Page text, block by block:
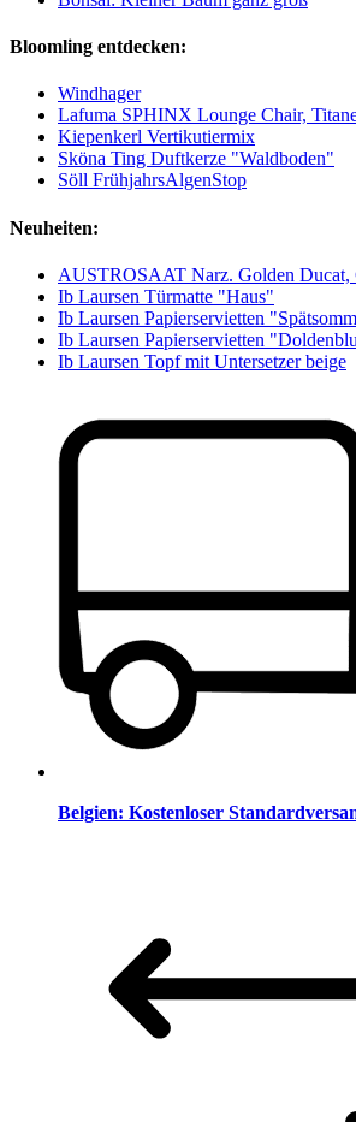
Bloomling entdecken:
Windhager
Lafuma SPHINX Lounge Chair,
Kiepenkerl Vertikutiermix
Sköna Ting Duftkerze "Waldboden"
Söll FrühjahrsAlgenStop
Neuheiten:
AUSTROSAAT Narz. Golden Ducat,
Ib Laursen Türmatte "Haus"
Ib Laursen Papierservietten
Ib Laursen Papierservietten
Ib Laursen Topf mit Untersetzer beige
Belgien: Kostenloser